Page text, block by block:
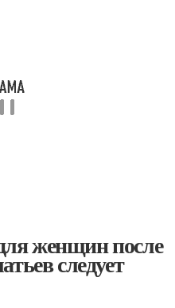
женщин после
следует